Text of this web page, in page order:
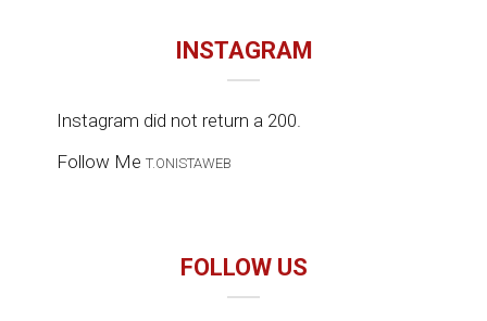
INSTAGRAM
Instagram did not return a 200.
Follow Me T.ONISTAWEB
FOLLOW US